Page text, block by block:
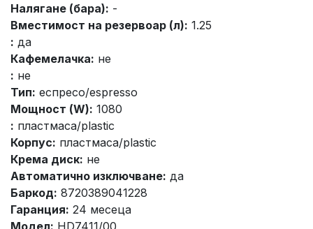
Налягане (бара): -
Вместимост на резервоар (л): 1.25
: да
Кафемелачка: не
: не
Тип: еспресо/espresso
Мощност (W): 1080
: пластмаса/plastic
Корпус: пластмаса/plastic
Крема диск: не
Автоматично изключване: да
Баркод: 8720389041228
Гаранция: 24 месеца